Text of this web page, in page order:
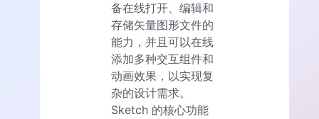
备在线打开、编辑和
存储矢量图形文件的
能力，并且可以在线
添加多种交互组件和
动画效果，以实现复
杂的设计需求。
Sketch 的核心功能